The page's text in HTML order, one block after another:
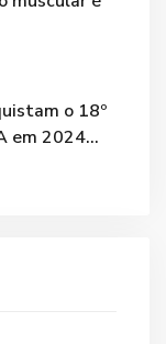
o 18º
em 2024